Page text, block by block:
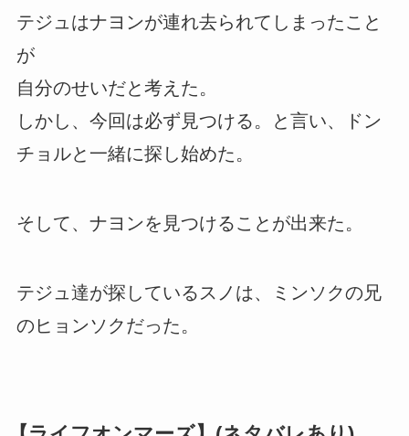
テジュはナヨンが連れ去られてしまったこと
が
自分のせいだと考えた。
しかし、今回は必ず見つける。と言い、ドン
チョルと一緒に探し始めた。
そして、ナヨンを見つけることが出来た。
テジュ達が探しているスノは、ミンソクの兄
のヒョンソクだった。